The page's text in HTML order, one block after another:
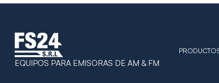
EQUIPOS PARA EMISORAS DE AM & FM